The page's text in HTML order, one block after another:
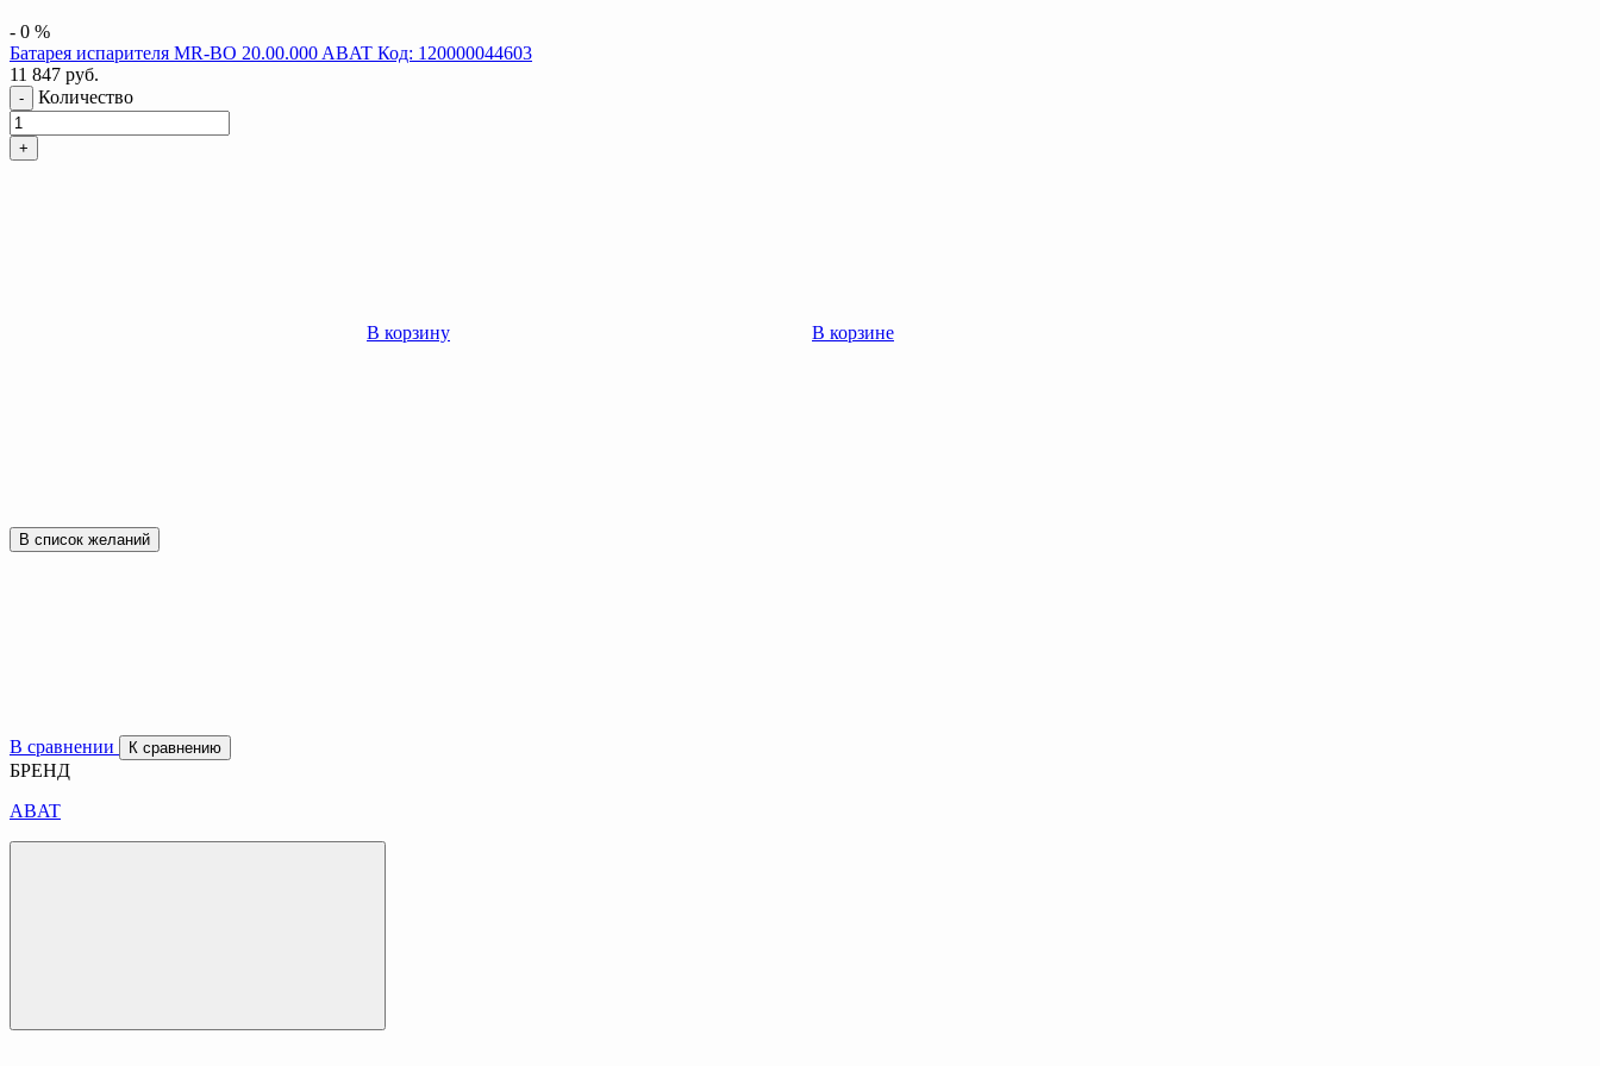
- 0 %
Батарея испарителя MR-BO 20.00.000 ABAT Код: 120000044603
11 847 руб.
- Количество
+
В корзину В корзине
В список желаний
В сравнении К сравнению
БРЕНД
ABAT